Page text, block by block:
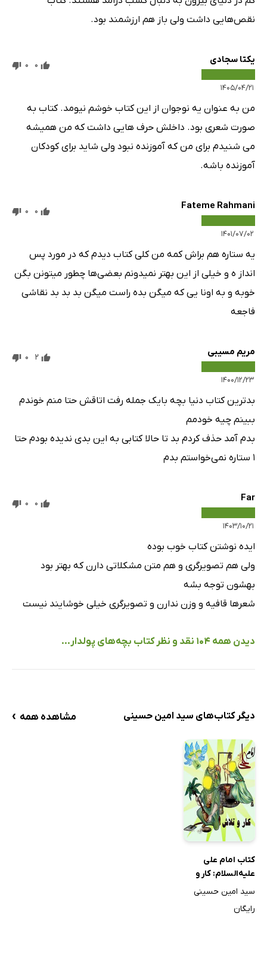
نقص‌هایی داشت ولی باز هم ارزشمند بود.
یکتا سجادی
۱۴۰۵/۰۴/۲۱
0
0
من به عنوان یه نوجوان از این کتاب خوشم نیومد. کتاب به
صورت شعری بود. داخلش حرف هایی داشت که من همیشه
می شنیدم برای من که آموزنده نبود ولی شاید برای کودکان
آموزنده باشه.
Fateme Rahmani
۱۴۰۱/۰۷/۰۲
0
0
یه ستاره هم براش کمه من کلی کتاب دیدم که در مورد پس
انداز ه و خیلی از این بهتر نمیدونم بعضی‌ها چطور میتونن بگن
خوبه و به اونا یی که میگن بده راست میگن بد بد بد نقاشی
فاجعه
مریم مسیبی
۱۴۰۰/۱۲/۲۳
2
0
بد‌ترین کتاب دنیا بچه بایک جمله رفت اتاقش حتا منم خوندم
ببینم چیه خودمم
بدم آمد حذف کردم بد تا حالا کتابی به این بدی ندیده بودم حتا
۱ ستاره نمی‌خواستم بدم
Far
۱۴۰۳/۱۰/۲۱
0
0
ایده نوشتن کتاب خوب بوده
ولی هم تصویرگری و هم متن مشکلاتی دارن که بهتر بود
بهشون توجه بشه
شعر‌ها قافیه و وزن ندارن و تصویرگری خیلی خوشایند نیست
دیدن همه 104 نقد و نظر کتاب بچه‌های پولدار...
دیگر کتاب‌های سید امین حسینی مشاهده همه ›
کتاب امام علی
علیه‌السلام: کار و
تلاش
سید امین حسینی
رایگان